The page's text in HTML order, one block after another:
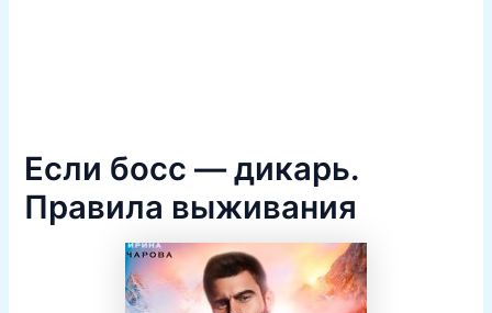
Если босс — дикарь.
Правила выживания